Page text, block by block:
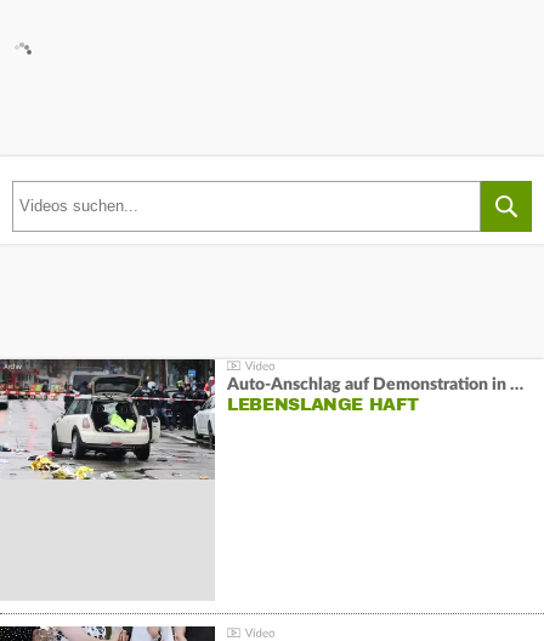
Auto-Anschlag auf Demonstration in München:
LEBENSLANGE HAFT